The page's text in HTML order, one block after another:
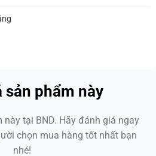
sản phẩm này
này tại BND. Hãy đánh giá ngay
chọn mua hàng tốt nhất bạn
nhé!